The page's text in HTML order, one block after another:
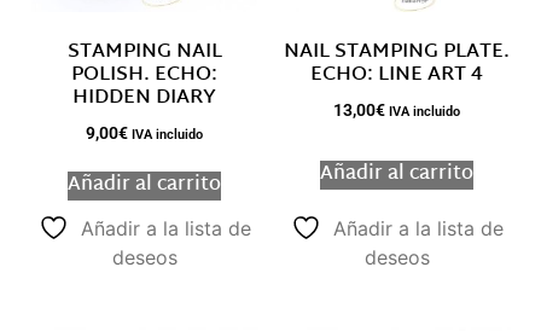
STAMPING NAIL
POLISH. ECHO:
HIDDEN DIARY
9,00€ IVA incluido
Añadir al carrito
Añadir a la lista de
deseos
NAIL STAMPING PLATE.
ECHO: LINE ART 4
13,00€ IVA incluido
Añadir al carrito
Añadir a la lista de
deseos